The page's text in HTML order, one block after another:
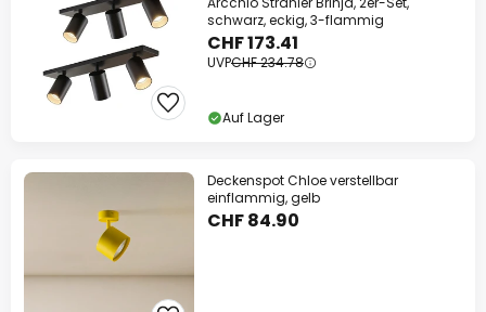
schwarz, eckig, 3-flammig
CHF 173.41
UVPCHF 234.78
Auf Lager
Deckenspot Chloe verstellbar
einflammig, gelb
CHF 84.90